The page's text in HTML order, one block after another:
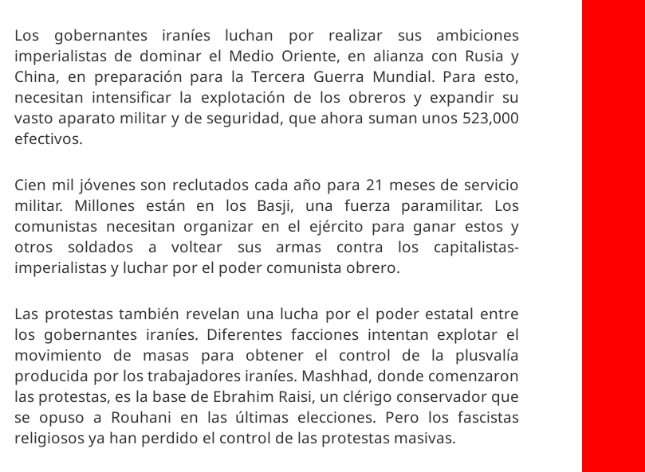
Los gobernantes iraníes luchan por realizar sus ambiciones
imperialistas de dominar el Medio Oriente, en alianza con Rusia y
China, en preparación para la Tercera Guerra Mundial. Para esto,
necesitan intensificar la explotación de los obreros y expandir su
vasto aparato militar y de seguridad, que ahora suman unos 523,000
efectivos.
Cien mil jóvenes son reclutados cada año para 21 meses de servicio
militar. Millones están en los Basji, una fuerza paramilitar. Los
comunistas necesitan organizar en el ejército para ganar estos y
otros soldados a voltear sus armas contra los capitalistas-
imperialistas y luchar por el poder comunista obrero.
Las protestas también revelan una lucha por el poder estatal entre
los gobernantes iraníes. Diferentes facciones intentan explotar el
movimiento de masas para obtener el control de la plusvalía
producida por los trabajadores iraníes. Mashhad, donde comenzaron
las protestas, es la base de Ebrahim Raisi, un clérigo conservador que
se opuso a Rouhani en las últimas elecciones. Pero los fascistas
religiosos ya han perdido el control de las protestas masivas.